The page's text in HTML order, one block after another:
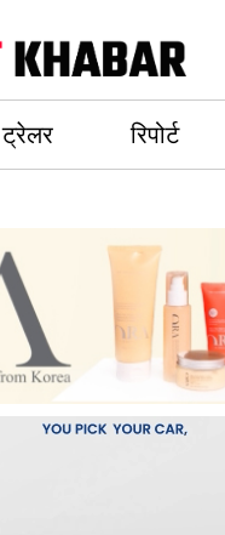
ट्रेलर रिपोर्ट